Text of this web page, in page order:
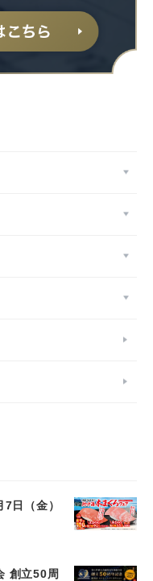
日（金）
創立50周